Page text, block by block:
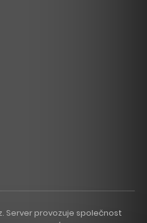
Server provozuje společnost